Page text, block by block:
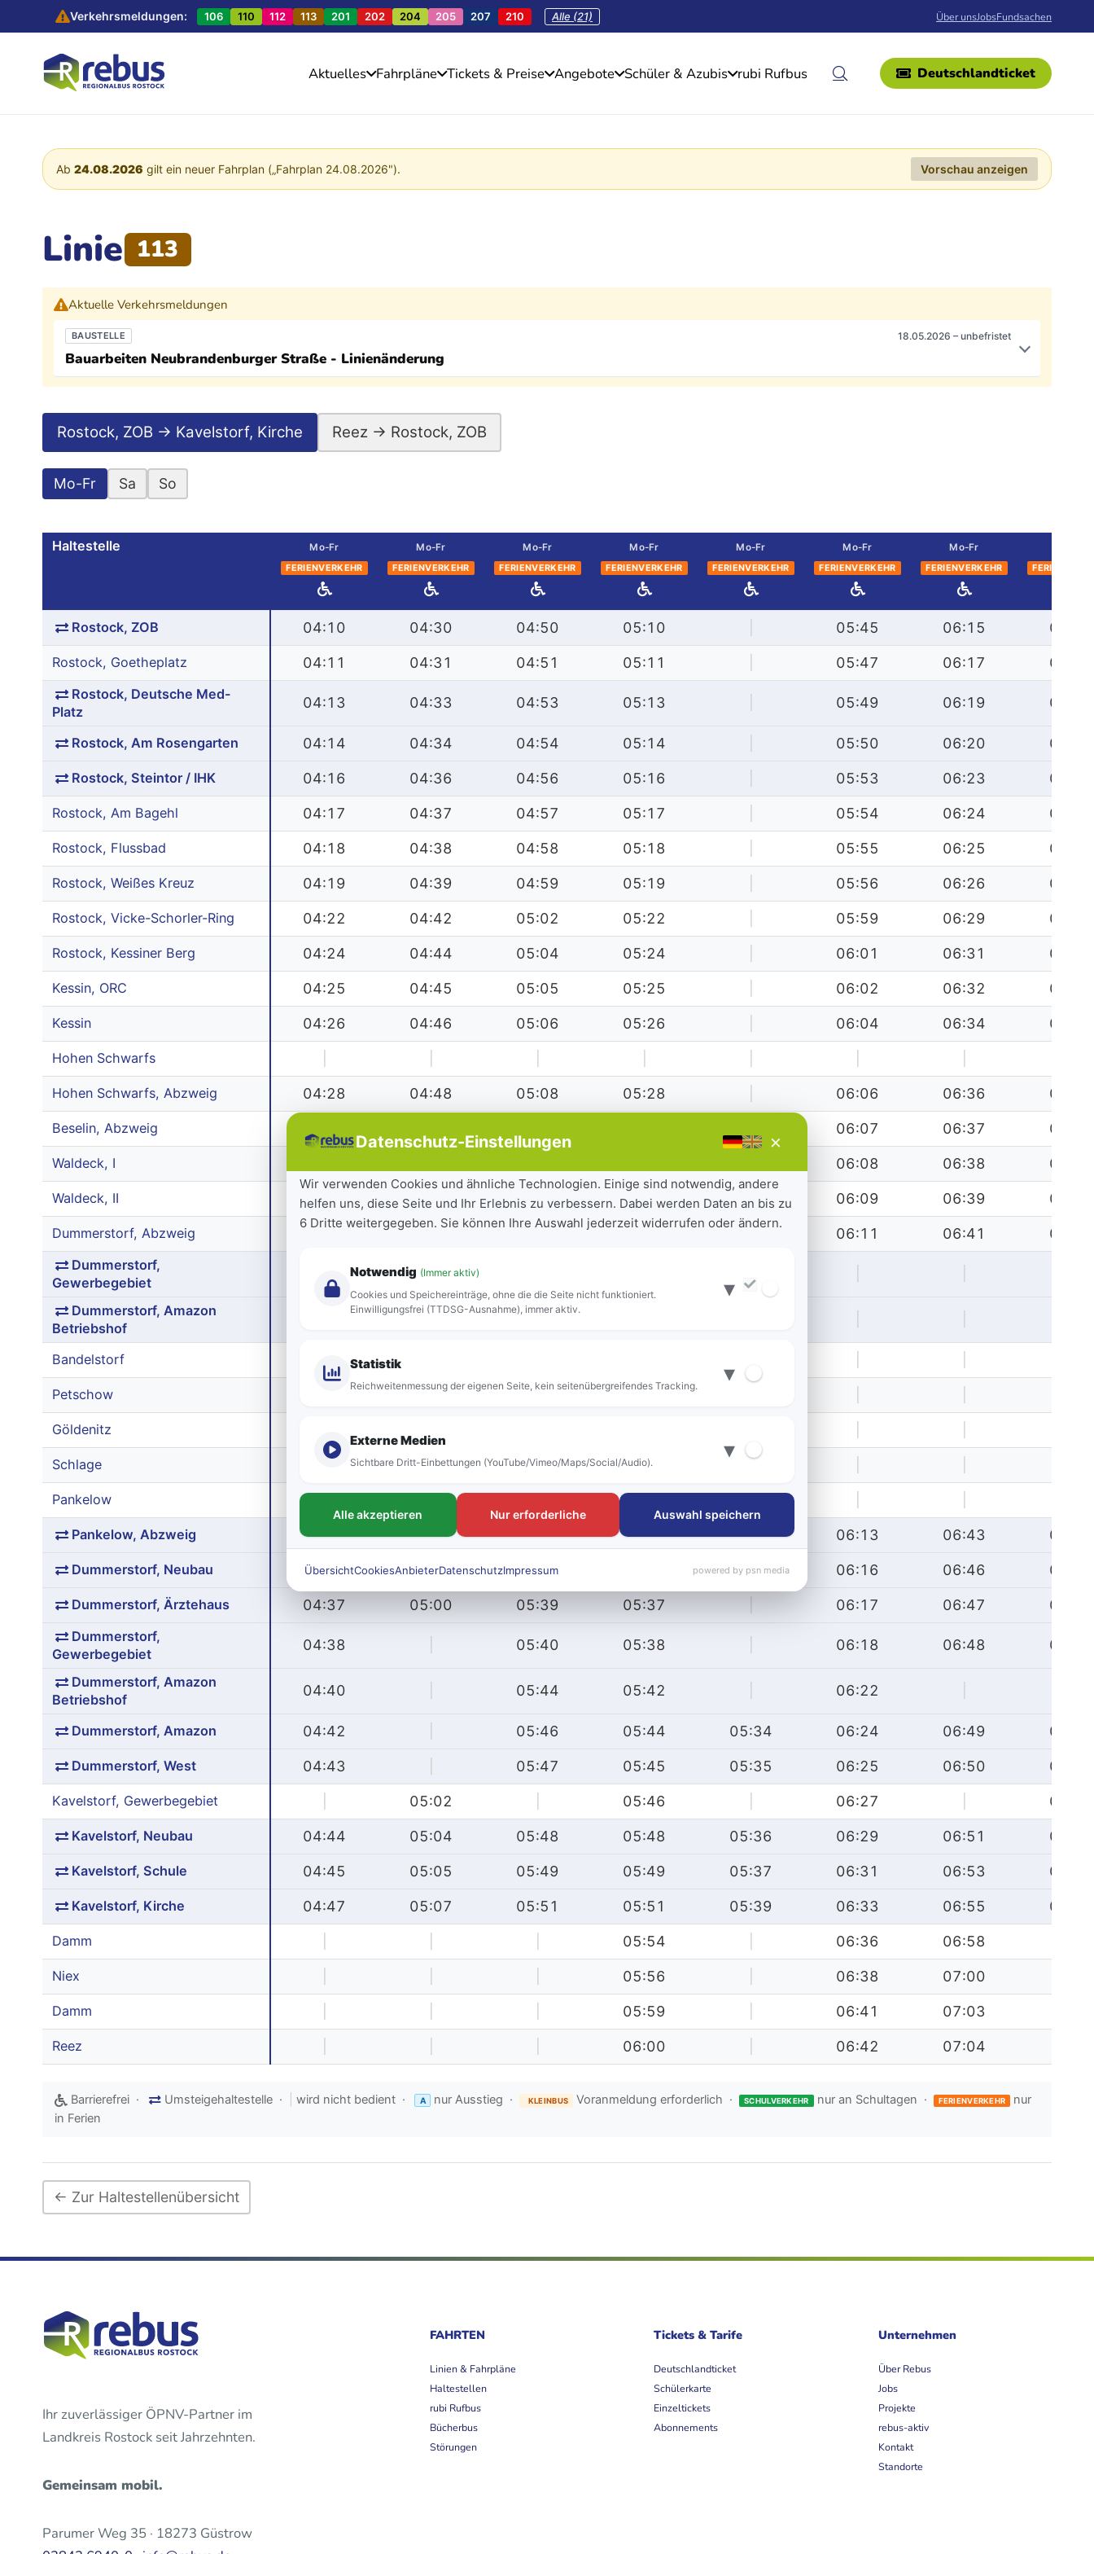
Verkehrsmeldungen: 106 110 112 113 201 202 204 205 207 210 Alle (21) Über unsJobsFundsachen
Aktuelles Fahrpläne Tickets & Preise Angebote Schüler & Azubis rubi Rufbus Deutschlandticket
Ab 24.08.2026 gilt ein neuer Fahrplan („Fahrplan 24.08.2026"). Vorschau anzeigen
Linie 113
Aktuelle Verkehrsmeldungen
BAUSTELLE 18.05.2026 – unbefristet
Bauarbeiten Neubrandenburger Straße - Linienänderung
Rostock, ZOB → Kavelstorf, Kirche Reez → Rostock, ZOB
Mo-Fr Sa So
Haltestelle
Mo-Fr
FERIENVERKEHR
Mo-Fr
FERIENVERKEHR
Mo-Fr
FERIENVERKEHR
Mo-Fr
FERIENVERKEHR
Mo-Fr
FERIENVERKEHR
Mo-Fr
FERIENVERKEHR
Mo-Fr
FERIENVERKEHR
Rostock, ZOB 04:10 04:30 04:50 05:10 05:45 06:15 06:45
Rostock, Goetheplatz 04:11 04:31 04:51 05:11 05:47 06:17 06:47
Rostock, Deutsche Med-
Platz
04:13 04:33 04:53 05:13 05:49 06:19 06:49
Rostock, Am Rosengarten 04:14 04:34 04:54 05:14 05:50 06:20 06:50
Rostock, Steintor / IHK 04:16 04:36 04:56 05:16 05:53 06:23 06:53
Rostock, Am Bagehl 04:17 04:37 04:57 05:17 05:54 06:24 06:54
Rostock, Flussbad 04:18 04:38 04:58 05:18 05:55 06:25 06:55
Rostock, Weißes Kreuz 04:19 04:39 04:59 05:19 05:56 06:26 06:56
Rostock, Vicke-Schorler-Ring 04:22 04:42 05:02 05:22 05:59 06:29 06:59
Rostock, Kessiner Berg 04:24 04:44 05:04 05:24 06:01 06:31 07:01
Kessin, ORC 04:25 04:45 05:05 05:25 06:02 06:32 07:02
Kessin 04:26 04:46 05:06 05:26 06:04 06:34 07:04
Hohen Schwarfs
Hohen Schwarfs, Abzweig 04:28 04:48 05:08 05:28 06:06 06:36 07:06
Beselin, Abzweig 06:07 06:37 07:07
Waldeck, I 06:08 06:38 07:08
Waldeck, II 04:31 04:51 05:11 05:31 | 06:09 06:39 07:09
Dummerstorf, Abzweig 04:32 04:52 05:12 05:32 06:11 06:41 07:11
Dummerstorf,
Gewerbegebiet
04:53
Dummerstorf, Amazon
Betriebshof
04:57 05:15
Bandelstorf
Petschow | 05:25 |
Göldenitz
Schlage | 05:32 | |
Pankelow
Pankelow, Abzweig 04:34 | 05:36 05:34 | 06:13 06:43 07:13
Dummerstorf, Neubau 04:36 | 05:38 | 06:16 06:46 07:16
Dummerstorf, Ärztehaus 04:37 05:00 05:39 05:37 06:17 06:47 07:17
Dummerstorf,
Gewerbegebiet
04:38 05:40 05:38 06:18 06:48 07:18
Dummerstorf, Amazon
Betriebshof
04:40 05:44 05:42 06:22
Dummerstorf, Amazon 04:42 05:46 05:44 05:34 06:24 06:49 07:19
Dummerstorf, West 04:43 05:47 05:45 05:35 06:25 06:50 07:20
Kavelstorf, Gewerbegebiet 05:02 05:46 06:27 07:22
Kavelstorf, Neubau 04:44 05:04 05:48 05:48 05:36 06:29 06:51 07:24
Kavelstorf, Schule 04:45 05:05 05:49 05:49 05:37 06:31 06:53 07:26
Kavelstorf, Kirche 04:47 05:07 05:51 05:51 05:39 06:33 06:55 07:30
Damm 05:54 06:36 06:58
Niex 05:56 06:38 07:00
Damm 05:59 06:41 07:03
Reez 06:00 06:42 07:04
Barrierefrei · Umsteigehaltestelle · wird nicht bedient · A nur Ausstieg · KLEINBUS Voranmeldung erforderlich · SCHULVERKEHR nur an Schultagen · FERIENVERKEHR
nur
in Ferien
← Zur Haltestellenübersicht
Ihr zuverlässiger ÖPNV-Partner im
Landkreis Rostock seit Jahrzehnten.
Gemeinsam mobil.
Parumer Weg 35 · 18273 Güstrow
FAHRTEN
Linien & Fahrpläne
Haltestellen
rubi Rufbus
Bücherbus
Störungen
Tickets & Tarife
Deutschlandticket
Schülerkarte
Einzeltickets
Abonnements
Unternehmen
Über Rebus
Jobs
Projekte
rebus-aktiv
Kontakt
Standorte
Datenschutz-Einstellungen ×
Wir verwenden Cookies und ähnliche Technologien. Einige sind notwendig, andere
helfen uns, diese Seite und Ihr Erlebnis zu verbessern. Dabei werden Daten an bis zu
6 Dritte weitergegeben. Sie können Ihre Auswahl jederzeit widerrufen oder ändern.
Notwendig (Immer aktiv)
Cookies und Speichereinträge, ohne die die Seite nicht funktioniert.
Einwilligungsfrei (TTDSG-Ausnahme), immer aktiv.
▾
Statistik
Reichweitenmessung der eigenen Seite, kein seitenübergreifendes Tracking. ▾
Externe Medien
Sichtbare Dritt-Einbettungen (YouTube/Vimeo/Maps/Social/Audio). ▾
Alle akzeptieren Nur erforderliche Auswahl speichern
ÜbersichtCookiesAnbieterDatenschutzImpressum powered by psn media